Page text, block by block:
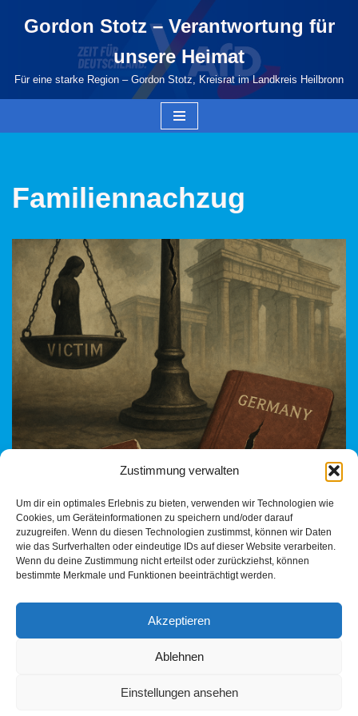
Zustimmung verwalten
Um dir ein optimales Erlebnis zu bieten, verwenden wir Technologien wie
Cookies, um Geräteinformationen zu speichern und/oder darauf
zuzugreifen. Wenn du diesen Technologien zustimmst, können wir Daten
wie das Surfverhalten oder eindeutige IDs auf dieser Website verarbeiten.
Wenn du deine Zustimmung nicht erteilst oder zurückziehst, können
bestimmte Merkmale und Funktionen beeinträchtigt werden.
Akzeptieren
Ablehnen
Einstellungen ansehen
springen
Gordon Stotz – Verantwortung für
unsere Heimat
Für eine starke Region – Gordon Stotz, Kreisrat im Landkreis Heilbronn
Familiennachzug
eine Bühne Ein verurteilter Sexualstraftäter, der abgeschoben
wurde, klagt auf Rückkehr – mit Hilfe seines Anwalts
und…Weiterlesen »